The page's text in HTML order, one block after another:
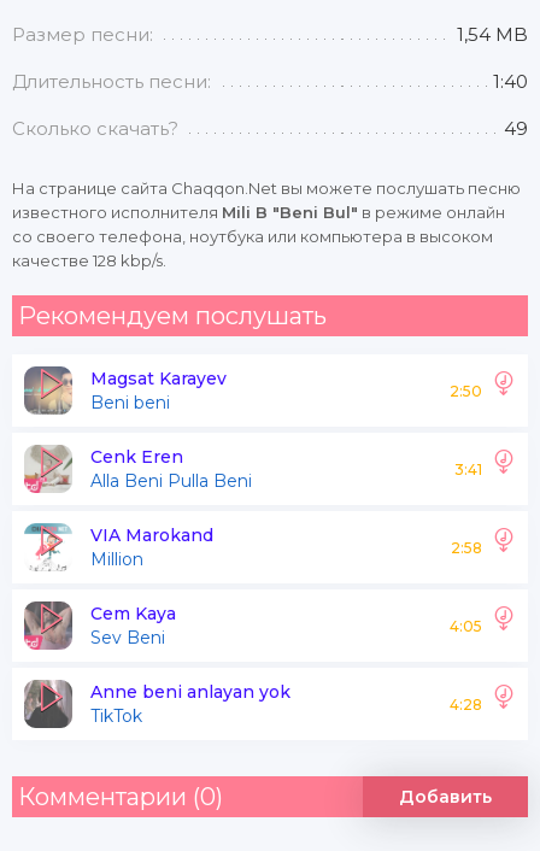
Размер песни: 1,54 MB
Длительность песни: 1:40
Сколько скачать? 49
На странице сайта Chaqqon.Net вы можете послушать песню
известного исполнителя Mili B "Beni Bul" в режиме онлайн
со своего телефона, ноутбука или компьютера в высоком
качестве 128 kbp/s.
Рекомендуем послушать
Magsat Karayev
Beni beni
2:50
Cenk Eren
Alla Beni Pulla Beni
3:41
VIA Marokand
Million
2:58
Cem Kaya
Sev Beni
4:05
Anne beni anlayan yok
TikTok
4:28
Комментарии (0) Добавить